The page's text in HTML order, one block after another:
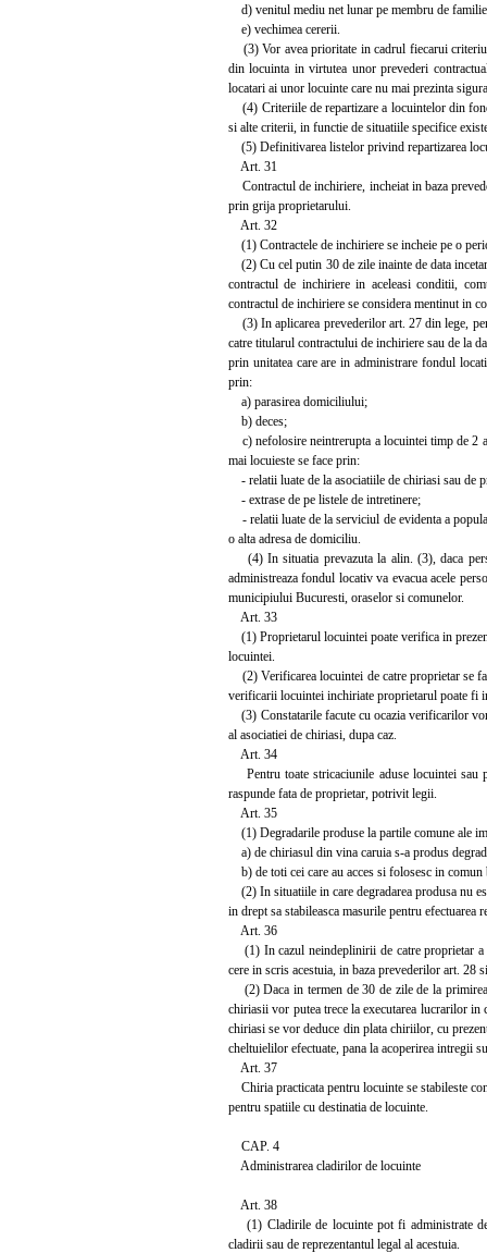
d) venitul mediu net lunar pe membru de
e) vechimea cererii.
(3) Vor avea prioritate in cadrul fiecarui criteriu
din locuinta in virtutea unor prevederi
locatari ai unor locuinte care nu mai prezinta
(4) Criteriile de repartizare a locuintelor din
si alte criterii, in functie de situatiile specifice
(5) Definitivarea listelor privind repartizarea
Art. 31
Contractul de inchiriere, incheiat in baza
prin grija proprietarului.
Art. 32
(1) Contractele de inchiriere se incheie pe o
(2) Cu cel putin 30 de zile inainte de data
contractul de inchiriere in aceleasi conditii,
contractul de inchiriere se considera mentinut in
(3) In aplicarea prevederilor art. 27 din lege,
catre titularul contractului de inchiriere sau de la
prin unitatea care are in administrare fondul
prin:
a) parasirea domiciliului;
b) deces;
c) nefolosire neintrerupta a locuintei timp de 2
mai locuieste se face prin:
- relatii luate de la asociatiile de chiriasi sau de
- extrase de pe listele de intretinere;
- relatii luate de la serviciul de evidenta a
o alta adresa de domiciliu.
(4) In situatia prevazuta la alin. (3), daca
administreaza fondul locativ va evacua acele
municipiului Bucuresti, oraselor si comunelor.
Art. 33
(1) Proprietarul locuintei poate verifica in
locuintei.
(2) Verificarea locuintei de catre proprietar se
verificarii locuintei inchiriate proprietarul poate fi
(3) Constatarile facute cu ocazia verificarilor
al asociatiei de chiriasi, dupa caz.
Art. 34
Pentru toate stricaciunile aduse locuintei sau
raspunde fata de proprietar, potrivit legii.
Art. 35
(1) Degradarile produse la partile comune ale
a) de chiriasul din vina caruia s-a produs
b) de toti cei care au acces si folosesc in
(2) In situatiile in care degradarea produsa nu
in drept sa stabileasca masurile pentru efectuarea
Art. 36
(1) In cazul neindeplinirii de catre proprietar a
cere in scris acestuia, in baza prevederilor art. 28
(2) Daca in termen de 30 de zile de la
chiriasii vor putea trece la executarea lucrarilor in
chiriasi se vor deduce din plata chiriilor, cu
cheltuielilor efectuate, pana la acoperirea intregii
Art. 37
Chiria practicata pentru locuinte se stabileste
pentru spatiile cu destinatia de locuinte.
CAP. 4
Administrarea cladirilor de locuinte
Art. 38
(1) Cladirile de locuinte pot fi administrate de
cladirii sau de reprezentantul legal al acestuia.